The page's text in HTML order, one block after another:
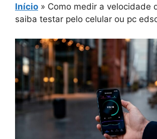
Início » Como medir a velocidade
saiba testar pelo celular ou pc